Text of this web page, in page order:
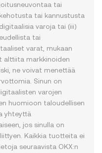
tai
tai kannustusta
varoja tai (iii)
tai
varat, mukaan
alttiita markkinoiden
ne voivat menettää
Sinun on
varojen
huomioon taloudellisen
yhteyttä
jos sinulla on
Kaikkia tuotteita ei
seuraavista OKX:n